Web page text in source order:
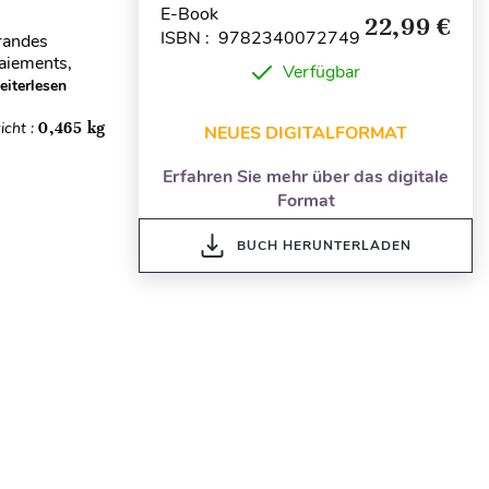
:0,465 kg
E-Book
ISBN : 9782340072749 22,99 €
Verfügbar
NEUES DIGITALFORMAT
Erfahren Sie mehr über das digitale
Format
BUCH HERUNTERLADEN